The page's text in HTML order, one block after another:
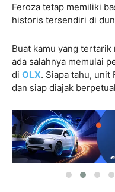
Feroza tetap memiliki
historis tersendiri di
Buat kamu yang
ada salahnya memulai
di OLX. Siapa tahu, unit
dan siap diajak